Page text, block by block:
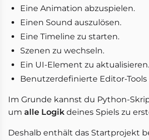
Eine Animation abzuspielen.
Einen Sound auszulösen.
Eine Timeline zu starten.
Szenen zu wechseln.
Ein UI-Element zu aktualisieren.
Benutzerdefinierte Editor-Tools
Im Grunde kannst du Python-
um alle Logik deines Spiels zu
Deshalb enthält das Startprojekt